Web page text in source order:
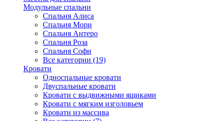
Модульные спальни
Спальня Алиса
Спальня Мори
Спальня Антеро
Спальня Роза
Спальня Софи
Все категории (19)
Кровати
Односпальные кровати
Двуспальные кровати
Кровати с выдвижными ящиками
Кровати с мягким изголовьем
Кровати из массива